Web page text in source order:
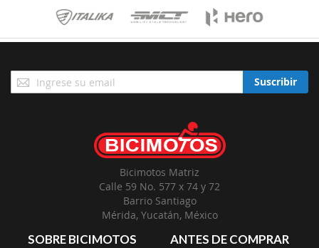
Suscríbase
a
Suscribir
Bicimotos Matriz
Calle 59 No. 577 x 74 y 72
Barrio Santiago
Mérida, Yucatán, México
SOBRE BICIMOTOS ANTES DE COMPRAR